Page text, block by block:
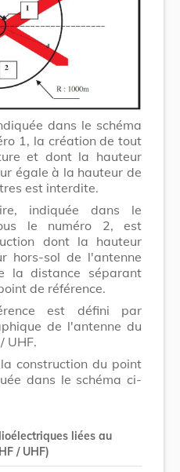
dans le schéma
1, la création de tout
et dont la hauteur
égale à la hauteur de
est interdite.
indiquée dans le
le numéro 2, est
dont la hauteur
hors-sol de l'antenne
la distance séparant
de référence.
est défini par
de l'antenne du
UHF.
construction du point
dans le schéma ci-
liées au
/ UHF)